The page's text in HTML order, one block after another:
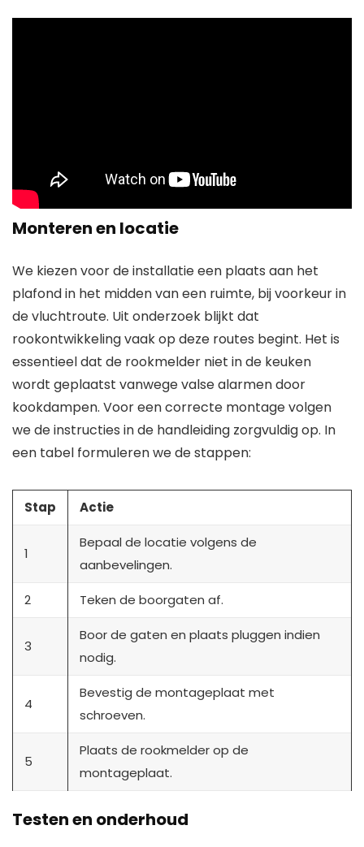
Monteren en locatie
We kiezen voor de installatie een plaats aan het
plafond in het midden van een ruimte, bij voorkeur in
de vluchtroute. Uit onderzoek blijkt dat
rookontwikkeling vaak op deze routes begint. Het is
essentieel dat de rookmelder niet in de keuken
wordt geplaatst vanwege valse alarmen door
kookdampen. Voor een correcte montage volgen
we de instructies in de handleiding zorgvuldig op. In
een tabel formuleren we de stappen:
Stap Actie
1
Bepaal de locatie volgens de
aanbevelingen.
2 Teken de boorgaten af.
3
Boor de gaten en plaats pluggen indien
nodig.
4
Bevestig de montageplaat met
schroeven.
5
Plaats de rookmelder op de
montageplaat.
Testen en onderhoud